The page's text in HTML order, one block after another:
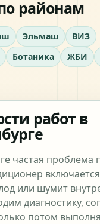
районам
Эльмаш
ВИЗ
Ботаника ЖБИ
работ в
частая проблема
или шумит
диагностику,
потом